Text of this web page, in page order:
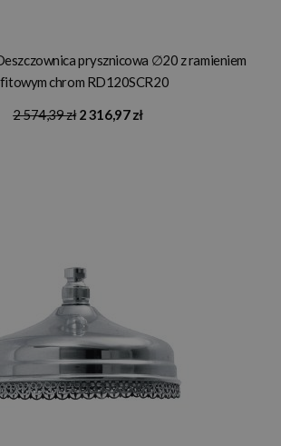
prysznicowa ∅20 z ramieniem
chrom RD120SCR20
2 574,39 zł 2 316,97 zł